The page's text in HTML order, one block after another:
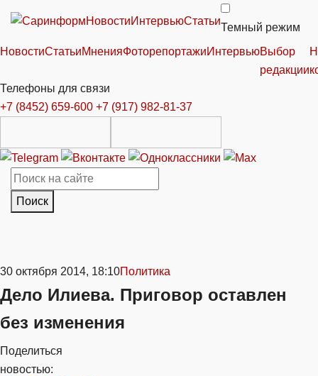
НовостиИнтервьюСтатьи
Темный режим
НовостиСтатьиМненияФоторепортажиИнтервьюВыбор
редакции
Телефоны для связи
+7 (8452) 659-600 +7 (917) 982-81-37
Поиск
30 октября 2014, 18:10Политика
Дело Илиева. Приговор оставлен
без изменения
Поделиться
новостью: